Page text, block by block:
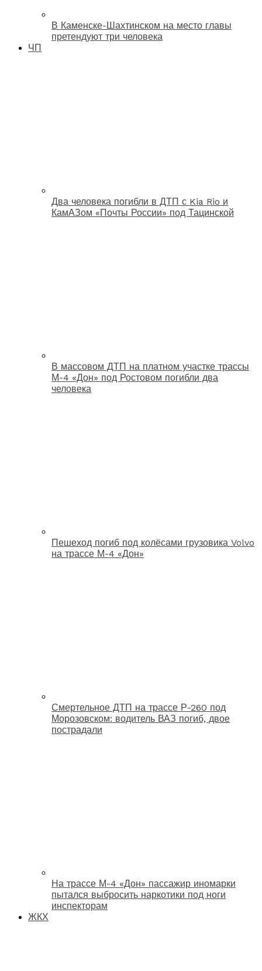
В Каменске-Шахтинском на место главы
претендуют три человека
ЧП
Два человека погибли в ДТП с Kia Rio и
КамАЗом «Почты России» под Тацинской
В массовом ДТП на платном участке трассы
М-4 «Дон» под Ростовом погибли два
человека
Пешеход погиб под колёсами грузовика Volvo
на трассе М-4 «Дон»
Смертельное ДТП на трассе Р-260 под
Морозовском: водитель ВАЗ погиб, двое
пострадали
На трассе М-4 «Дон» пассажир иномарки
пытался выбросить наркотики под ноги
инспекторам
ЖКХ